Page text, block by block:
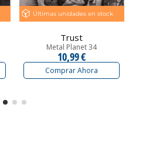
Últimas unidades en stock
Trust
Metal Planet 34
10,99 €
Comprar Ahora